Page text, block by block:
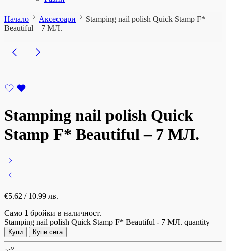
Начало Аксесоари
Stamping nail polish Quick Stamp F*
Beautiful – 7 МЛ.
Stamping nail polish Quick
Stamp F* Beautiful – 7 МЛ.
€5.62 / 10.99 лв.
Само 1 бройки в наличност.
Stamping nail polish Quick Stamp F* Beautiful - 7 МЛ. quantity
Купи Купи сега